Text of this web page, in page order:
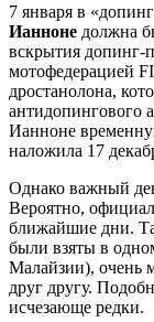
7 января в
Ианноне должна
вскрытия допинг-
мотофедерацией
дростанолона,
антидопингового
Ианноне
наложила 17
Однако важный
Вероятно,
ближайшие дни.
были взяты в
Малайзии), очень
друг другу.
исчезающе редки.